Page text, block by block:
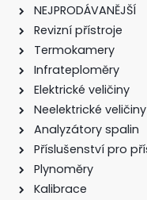
NEJPRODÁVANĚJŠÍ
Revizní přístroje
Termokamery
Infrateploměry
Elektrické veličiny
Neelektrické veličiny
Analyzátory spalin
Příslušenství pro
Plynoměry
Kalibrace